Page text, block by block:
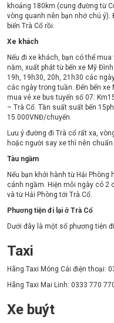
khoảng 180km (cung đường từ
vòng quanh nên bạn nhớ chú ý).
biển Trà Cổ rồi.
Xe khách
Nếu đi xe khách, bạn có thể
nằm, xuất phát từ bến xe Mỹ
19h, 19h30, 20h, 21h30 các
các ngày trong tuần. Đến bến xe
mua vé xe bus tuyến số 07:
– Trà Cổ. Tần suất suất bến
15.000VNĐ/chuyến.
Lưu ý đường đi Trà cổ rất xa,
hoặc người say xe thì nên
Tàu ngầm
Nếu bạn khởi hành từ Hải Phòng
cánh ngầm. Hiện mỗi ngày có 2
và từ Hải Phòng tới Trà Cổ.
Phương tiện đi lại ở Trà Cổ
Dưới đây là một số phương tiện
Taxi
Hãng Taxi Móng Cái điện thoại:
Hãng Taxi Mai Linh: 0333 770
Xe buýt